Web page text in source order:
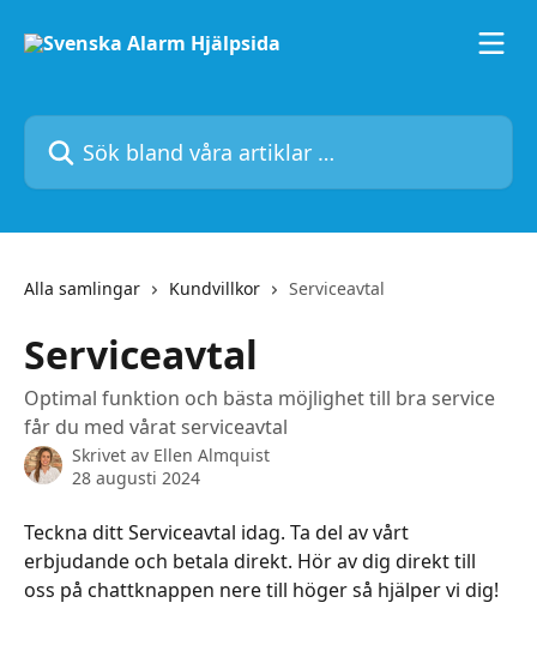
Sök bland våra artiklar …
Alla samlingar Kundvillkor Serviceavtal
Serviceavtal
Optimal funktion och bästa möjlighet till bra service
får du med vårat serviceavtal
Skrivet av Ellen Almquist
28 augusti 2024
Teckna ditt Serviceavtal idag. Ta del av vårt
erbjudande och betala direkt. Hör av dig direkt till
oss på chattknappen nere till höger så hjälper vi dig!